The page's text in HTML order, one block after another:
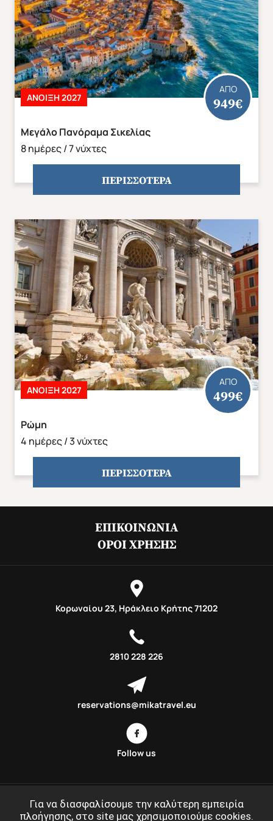
Για να διασφαλίσουμε την καλύτερη εμπειρία
πλοήγησης, στο site μας χρησιμοποιούμε cookies.
Φθινόπωρο 2026 Mika's Exclusive Groups
Αποδέχομαι τους όρους χρήσης
Μεγάλο Πανόραμα Σικελίας
8 ημέρες / 7 νύχτες
ΑΠΟ
949€
ΆΝΟΙΞΗ 2027
ΠΕΡΙΣΣΟΤΕΡΑ
Ρώμη
4 ημέρες / 3 νύχτες
ΑΠΟ
499€
ΆΝΟΙΞΗ 2027
ΠΕΡΙΣΣΟΤΕΡΑ
ΕΠΙΚΟΙΝΩΝΊΑ
ΌΡΟΙ ΧΡΉΣΗΣ
Κορωναίου 23, Ηράκλειο Κρήτης 71202
2810 228 226
reservations@mikatravel.eu
Follow us